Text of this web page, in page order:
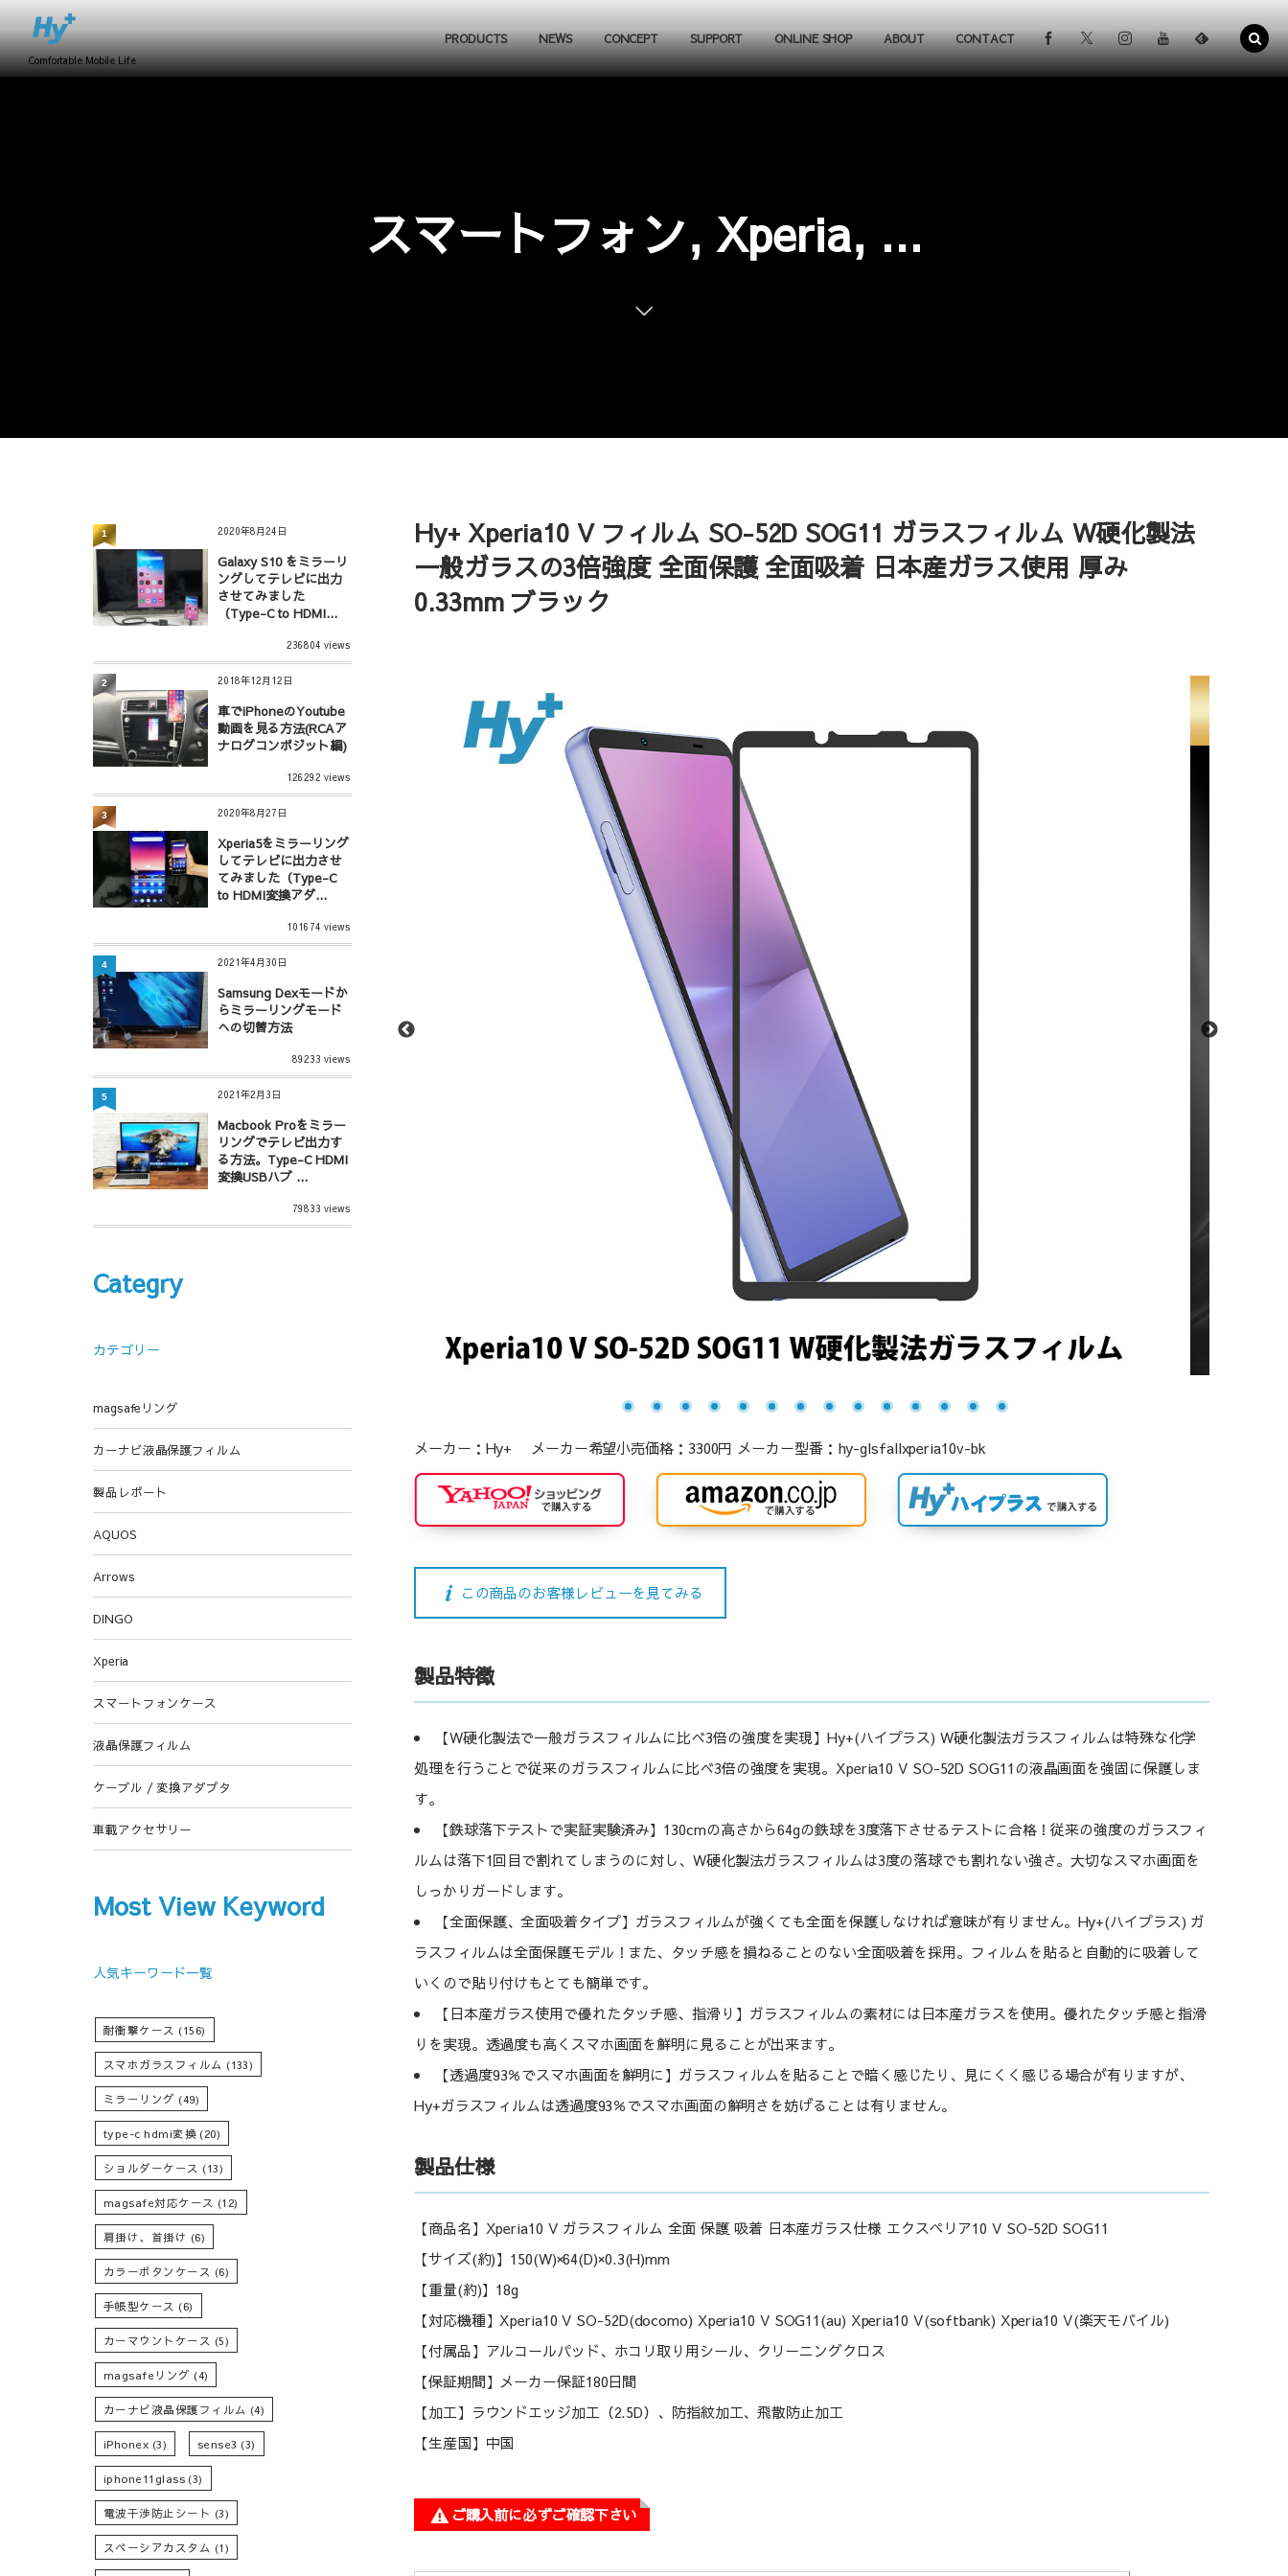
Comfortable Mobile Life
PRODUCTS NEWS CONCEPT SUPPORT ONLINE SHOP ABOUT CONTACT
スマートフォン, Xperia, ...
Hy+ Xperia10 V フィルム SO-52D SOG11 ガラスフィルム W硬化製法
一般ガラスの3倍強度 全面保護 全面吸着 日本産ガラス使用 厚み
0.33mm ブラック
メーカー：Hy+ メーカー希望小売価格：3300円 メーカー型番：hy-glsfallxperia10v-bk
この商品のお客様レビューを見てみる
製品特徴
【W硬化製法で一般ガラスフィルムに比べ3倍の強度を実現】Hy+(ハイプラス) W硬化製法ガラスフィルムは特殊な化学
処理を行うことで従来のガラスフィルムに比べ3倍の強度を実現。Xperia10 V SO-52D SOG11の液晶画面を強固に保護しま
す。
【鉄球落下テストで実証実験済み】130cmの高さから64gの鉄球を3度落下させるテストに合格！従来の強度のガラスフィ
ルムは落下1回目で割れてしまうのに対し、W硬化製法ガラスフィルムは3度の落球でも割れない強さ。大切なスマホ画面を
しっかりガードします。
【全面保護、全面吸着タイプ】ガラスフィルムが強くても全面を保護しなければ意味が有りません。Hy+(ハイプラス) ガ
ラスフィルムは全面保護モデル！また、タッチ感を損ねることのない全面吸着を採用。フィルムを貼ると自動的に吸着して
いくので貼り付けもとても簡単です。
【日本産ガラス使用で優れたタッチ感、指滑り】ガラスフィルムの素材には日本産ガラスを使用。優れたタッチ感と指滑
りを実現。透過度も高くスマホ画面を鮮明に見ることが出来ます。
【透過度93％でスマホ画面を鮮明に】ガラスフィルムを貼ることで暗く感じたり、見にくく感じる場合が有りますが、
Hy+ガラスフィルムは透過度93％でスマホ画面の鮮明さを妨げることは有りません。
製品仕様
【商品名】Xperia10 V ガラスフィルム 全面 保護 吸着 日本産ガラス仕様 エクスペリア10 V SO-52D SOG11
【サイズ(約)】150(W)×64(D)×0.3(H)mm
【重量(約)】18g
【対応機種】Xperia10 V SO-52D(docomo) Xperia10 V SOG11(au) Xperia10 V(softbank) Xperia10 V(楽天モバイル)
【付属品】アルコールパッド、ホコリ取り用シール、クリーニングクロス
【保証期間】メーカー保証180日間
【加工】ラウンドエッジ加工（2.5D）、防指紋加工、飛散防止加工
【生産国】中国
ご購入前に必ずご確認下さい
2020年8月24日
Galaxy S10 をミラーリ
ングしてテレビに出力
させてみました
（Type-C to HDMI...
236804 views
1
2018年12月12日
車でiPhoneのYoutube
動画を見る方法(RCAア
ナログコンポジット編)
126292 views
2
2020年8月27日
Xperia5をミラーリング
してテレビに出力させ
てみました（Type-C
to HDMI変換アダ...
101674 views
3
2021年4月30日
Samsung Dexモードか
らミラーリングモード
への切替方法
89233 views
4
2021年2月3日
Macbook Proをミラー
リングでテレビ出力す
る方法。Type-C HDMI
変換USBハブ ...
79833 views
5
Categry
カテゴリー
magsafeリング
カーナビ液晶保護フィルム
製品レポート
AQUOS
Arrows
DINGO
Xperia
スマートフォンケース
液晶保護フィルム
ケーブル / 変換アダプタ
車載アクセサリー
Most View Keyword
人気キーワード一覧
耐衝撃ケース (156)
スマホガラスフィルム (133)
ミラーリング (49)
type-c hdmi変換(20)
ショルダーケース (13)
magsafe対応ケース (12)
肩掛け、首掛け (6)
カラーボタンケース (6)
手帳型ケース (6)
カーマウントケース (5)
magsafeリング (4)
カーナビ液晶保護フィルム (4)
iPhonex (3) sense3 (3)
iphone11glass(3)
電波干渉防止シート (3)
スペーシアカスタム (1)